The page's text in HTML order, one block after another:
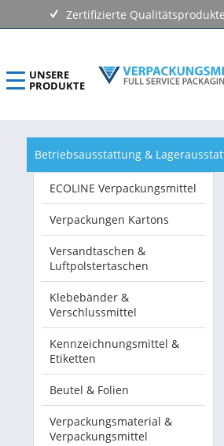
Zertifizierte Qualitätsprodukte
UNSERE
PRODUKTE
ECOLINE Verpackungsmittel
Verpackungen Kartons
Versandtaschen &
Klebebänder &
Kennzeichnungsmittel &
Beutel & Folien
Verpackungsmaterial &
Betriebsausstattung &
Tragetaschen &
Betriebsausstattung &
ECOLINE Verpackungsmittel
Verpackungen Kartons
Versandtaschen &
Luftpolstertaschen
Klebebänder &
Verschlussmittel
Kennzeichnungsmittel &
Etiketten
Beutel & Folien
Verpackungsmaterial &
Verpackungsmittel